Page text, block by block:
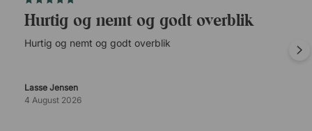
Hurtig og nemt og godt overblik
Hurtig og nemt og godt overblik
Lasse Jensen
4 August 2026